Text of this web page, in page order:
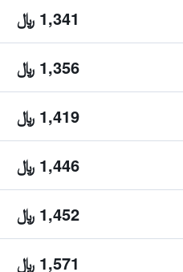
1,341 ﷼
1,356 ﷼
1,419 ﷼
1,446 ﷼
1,452 ﷼
1,571 ﷼